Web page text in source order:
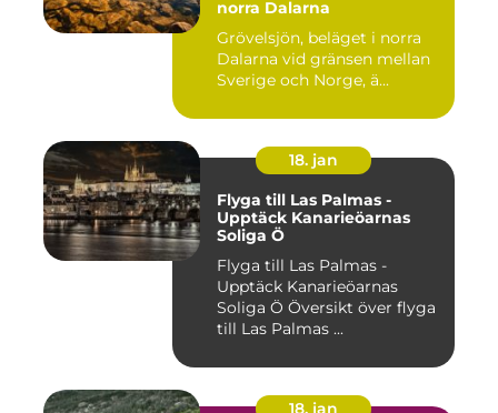
norra Dalarna
Grövelsjön, beläget i norra
Dalarna vid gränsen mellan
Sverige och Norge, ä...
18. jan
Flyga till Las Palmas -
Upptäck Kanarieöarnas
Soliga Ö
Flyga till Las Palmas -
Upptäck Kanarieöarnas
Soliga Ö Översikt över flyga
till Las Palmas ...
18. jan